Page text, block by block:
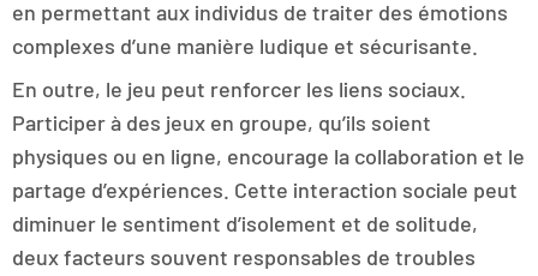
en permettant aux individus de traiter des émotions
complexes d’une manière ludique et sécurisante.
En outre, le jeu peut renforcer les liens sociaux.
Participer à des jeux en groupe, qu’ils soient
physiques ou en ligne, encourage la collaboration et le
partage d’expériences. Cette interaction sociale peut
diminuer le sentiment d’isolement et de solitude,
deux facteurs souvent responsables de troubles